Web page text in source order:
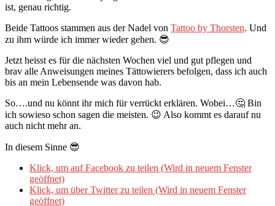
ist, genau richtig.
Beide Tattoos stammen aus der Nadel von Tattoo by Thorsten. Und
zu ihm würde ich immer wieder gehen. 😎
Jetzt heisst es für die nächsten Wochen viel und gut pflegen und
brav alle Anweisungen meines Tättowierers befolgen, dass ich auch
bis an mein Lebensende was davon hab.
So….und nu könnt ihr mich für verrückt erklären. Wobei…🤔 Bin
ich sowieso schon sagen die meisten. 😉 Also kommt es darauf nu
auch nicht mehr an.
In diesem Sinne 😎
Klick, um auf Facebook zu teilen (Wird in neuem Fenster
geöffnet)
Klick, um über Twitter zu teilen (Wird in neuem Fenster
geöffnet)